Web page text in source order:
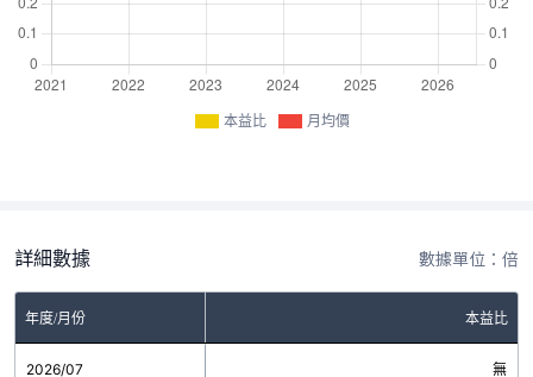
本益比 月均價
詳細數據 數據單位：倍
年度/月份 本益比
2026/07 無